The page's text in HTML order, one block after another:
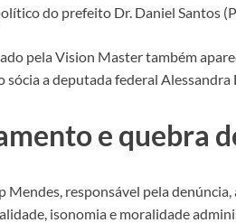
do prefeito Dr. Daniel Santos
pela Vision Master também
sócia a deputada federal
e quebra
Mendes, responsável pela
isonomia e moralidade